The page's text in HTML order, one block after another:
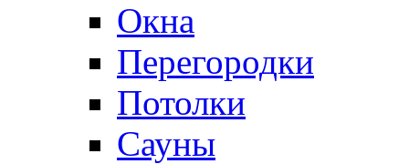
Окна
Перегородки
Потолки
Сауны